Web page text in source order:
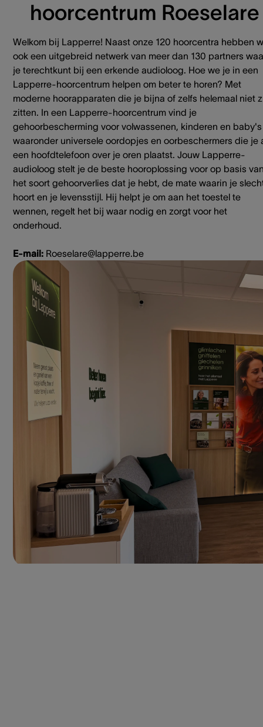
hoorcentrum Roeselare
Welkom bij Lapperre! Naast onze 120 hoorcentra hebben
ook een uitgebreid netwerk van meer dan 130 partners
je terechtkunt bij een erkende audioloog. Hoe we je in een
Lapperre-hoorcentrum helpen om beter te horen? Met
moderne hoorapparaten die je bijna of zelfs helemaal niet
zitten. In een Lapperre-hoorcentrum vind je
gehoorbescherming voor volwassenen, kinderen en baby's
waaronder universele oordopjes en oorbeschermers die je
een hoofdtelefoon over je oren plaatst. Jouw Lapperre-
audioloog stelt je de beste hooroplossing voor op basis
het soort gehoorverlies dat je hebt, de mate waarin je
hoort en je levensstijl. Hij helpt je om aan het toestel te
wennen, regelt het bij waar nodig en zorgt voor het
onderhoud.
E-mail: Roeselare@lapperre.be